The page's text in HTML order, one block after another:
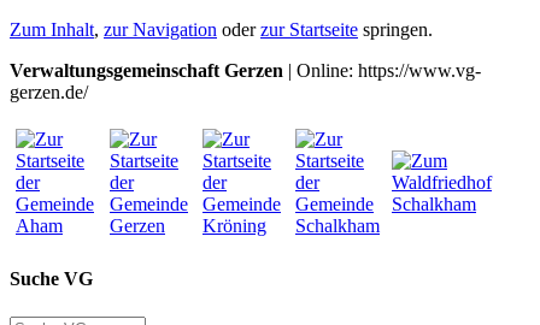
Zum Inhalt, zur Navigation oderzur Startseite springen.
Verwaltungsgemeinschaft Gerzen | Online: https://www.vg-
gerzen.de/
Suche VG